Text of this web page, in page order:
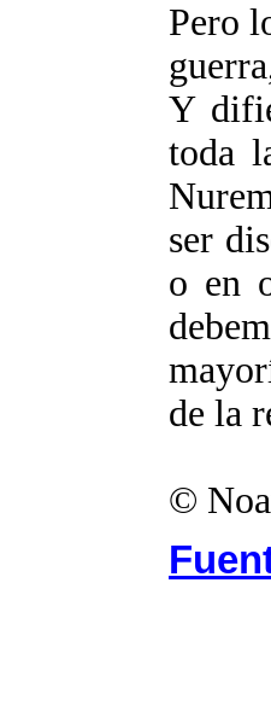
Pero
Y
toda
ser
o en
de la
©